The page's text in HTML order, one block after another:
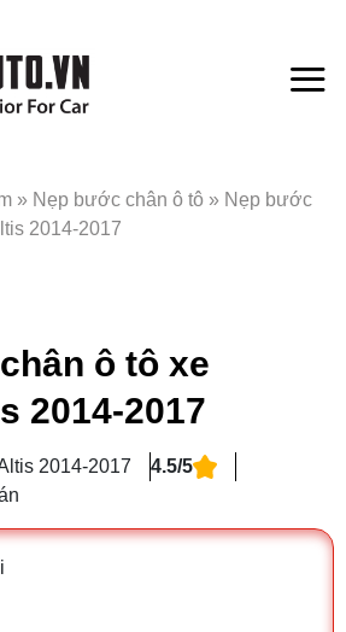
» Nẹp bước chân ô tô » Nẹp bước
2014-2017
ô tô xe
2014-2017
2014-2017
4.5/5